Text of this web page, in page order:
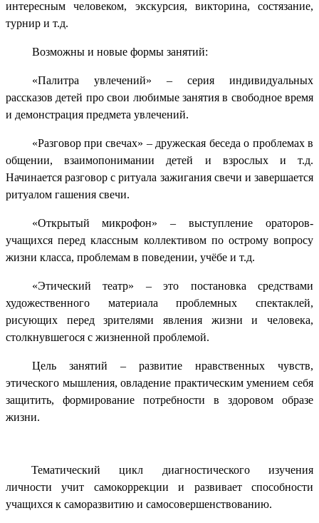
интересным человеком, экскурсия, викторина, состязание,
турнир и т.д.
Возможны и новые формы занятий:
«Палитра увлечений» – серия индивидуальных
рассказов детей про свои любимые занятия в свободное время
и демонстрация предмета увлечений.
«Разговор при свечах» – дружеская беседа о проблемах в
общении, взаимопонимании детей и взрослых и т.д.
Начинается разговор с ритуала зажигания свечи и завершается
ритуалом гашения свечи.
«Открытый микрофон» – выступление ораторов-
учащихся перед классным коллективом по острому вопросу
жизни класса, проблемам в поведении, учёбе и т.д.
«Этический театр» – это постановка средствами
художественного материала проблемных спектаклей,
рисующих перед зрителями явления жизни и человека,
столкнувшегося с жизненной проблемой.
Цель занятий – развитие нравственных чувств,
этического мышления, овладение практическим умением себя
защитить, формирование потребности в здоровом образе
жизни.
Тематический цикл диагностического изучения
личности учит самокоррекции и развивает способности
учащихся к саморазвитию и самосовершенствованию.